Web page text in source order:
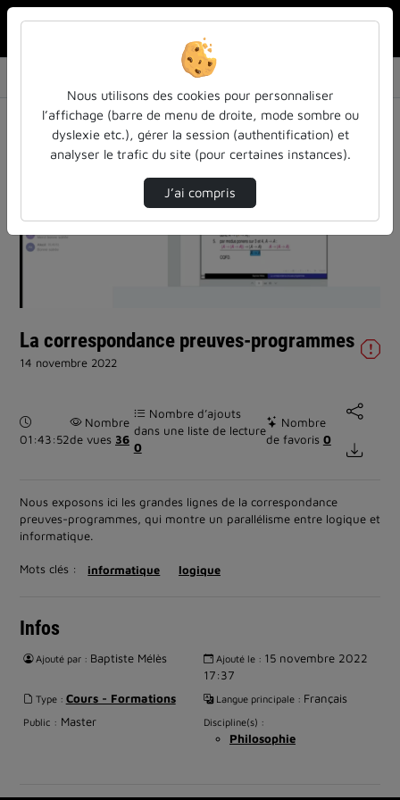
La correspondance preuves-programmes
Lire
la
La correspondance preuves-programmes
14 novembre 2022
Durée :
01:43:52
Nombre
de vues 36
Nombre d’ajouts
dans une liste de lecture
0
Nombre
de favoris 0
Nous exposons ici les grandes lignes de la correspondance
preuves-programmes, qui montre un parallélisme entre logique et
informatique.
Mots clés : informatique logique
Infos
Ajouté par : Baptiste Mélès Ajouté le : 15 novembre 2022
17:37
Type : Cours - Formations Langue principale : Français
Public : Master Discipline(s) :
Philosophie
Nous utilisons des cookies pour personnaliser
l’affichage (barre de menu de droite, mode sombre ou
dyslexie etc.), gérer la session (authentification) et
analyser le trafic du site (pour certaines instances).
J’ai compris